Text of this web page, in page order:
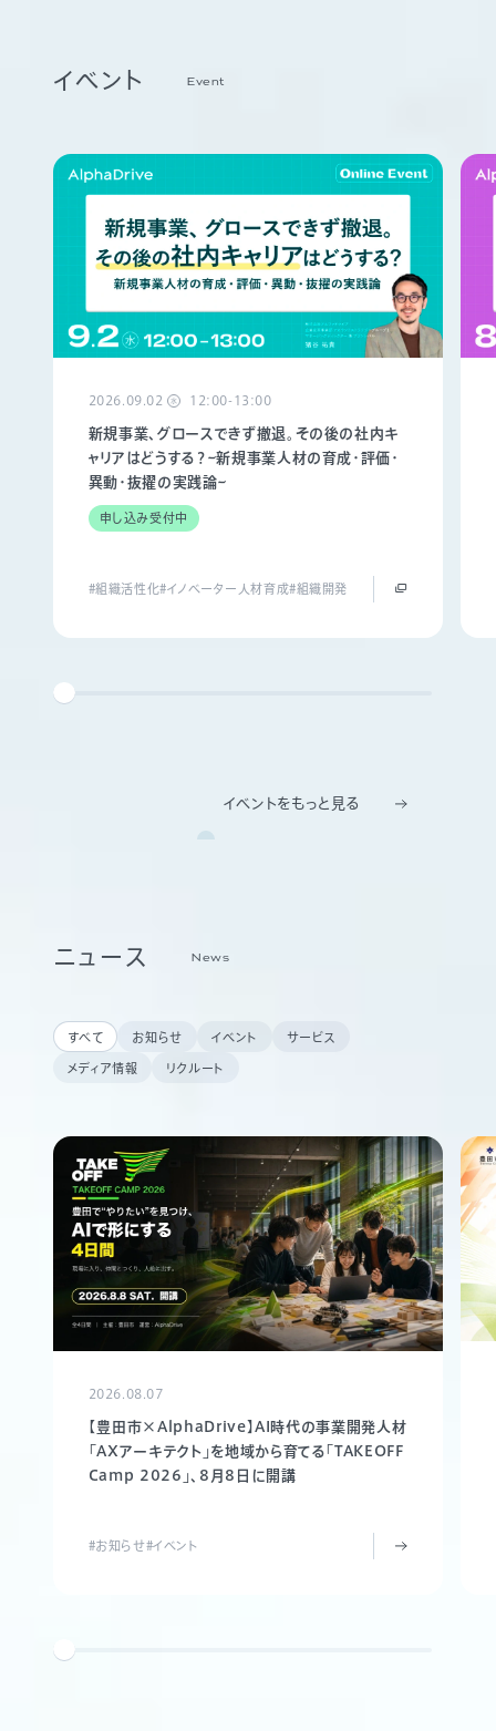
イベント Event
2026.09.02 水 12:00-13:00
新規事業、グロースできず撤退。その後の社内キ
ャリアはどうする？~新規事業人材の育成・評価・
異動・抜擢の実践論~
申し込み受付中
#組織活性化#イノベーター人材育成#組織開発
イベントをもっと見る
ニュース News
すべて お知らせ イベント サービス
メディア情報 リクルート
2026.08.07
【豊田市×AlphaDrive】AI時代の事業開発人材
「AXアーキテクト」を地域から育てる「TAKEOFF
Camp 2026」、8月8日に開講
#お知らせ#イベント